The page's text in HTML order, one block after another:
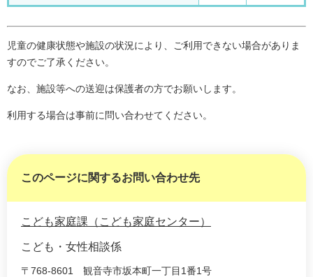
児童の健康状態や施設の状況により、ご利用できない場合がありま
すのでご了承ください。
なお、施設等への送迎は保護者の方でお願いします。
利用する場合は事前に問い合わせてください。
このページに関するお問い合わせ先
こども家庭課（こども家庭センター）
こども・女性相談係
〒768-8601
観音寺市坂本町一丁目1番1号